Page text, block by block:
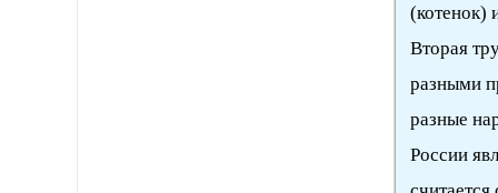
(котенок)
Вторая
разными
разные
России